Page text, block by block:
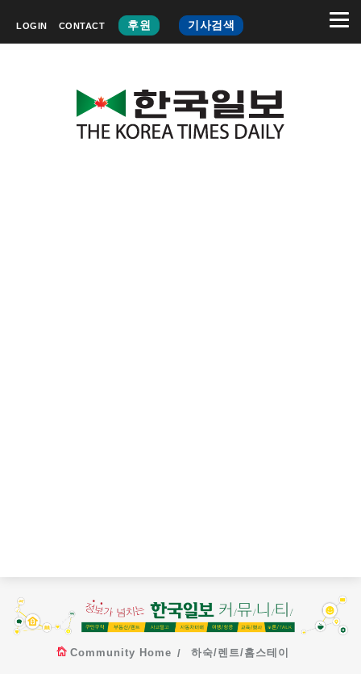
LOGIN CONTACT 후원 기사검색
Community Home 하숙/렌트/홈스테이